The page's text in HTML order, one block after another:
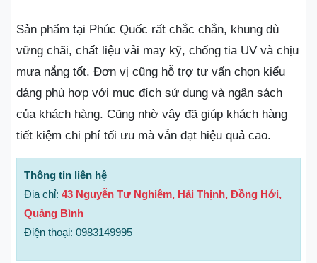
Sản phẩm tại Phúc Quốc rất chắc chắn, khung dù
vững chãi, chất liệu vải may kỹ, chống tia UV và chịu
mưa nắng tốt. Đơn vị cũng hỗ trợ tư vấn chọn kiểu
dáng phù hợp với mục đích sử dụng và ngân sách
của khách hàng. Cũng nhờ vậy đã giúp khách hàng
tiết kiệm chi phí tối ưu mà vẫn đạt hiệu quả cao.
Thông tin liên hệ
Địa chỉ: 43 Nguyễn Tư Nghiêm, Hải Thịnh, Đồng Hới,
Quảng Bình
Điện thoại: 0983149995